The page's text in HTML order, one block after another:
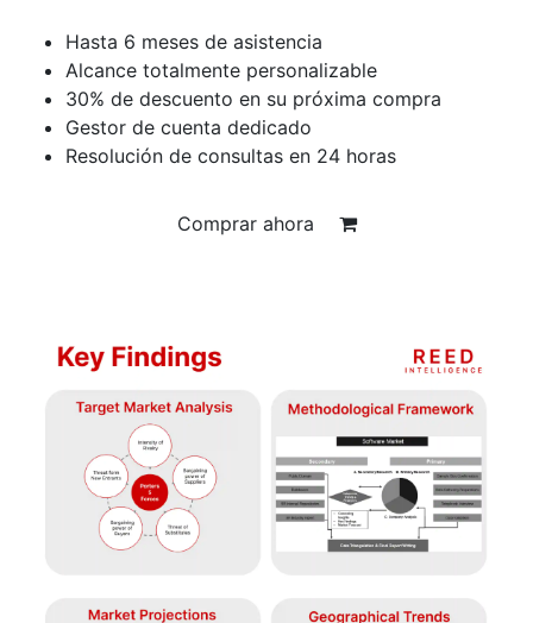
Hasta 6 meses de asistencia
Alcance totalmente personalizable
30% de descuento en su próxima compra
Gestor de cuenta dedicado
Resolución de consultas en 24 horas
Comprar ahora